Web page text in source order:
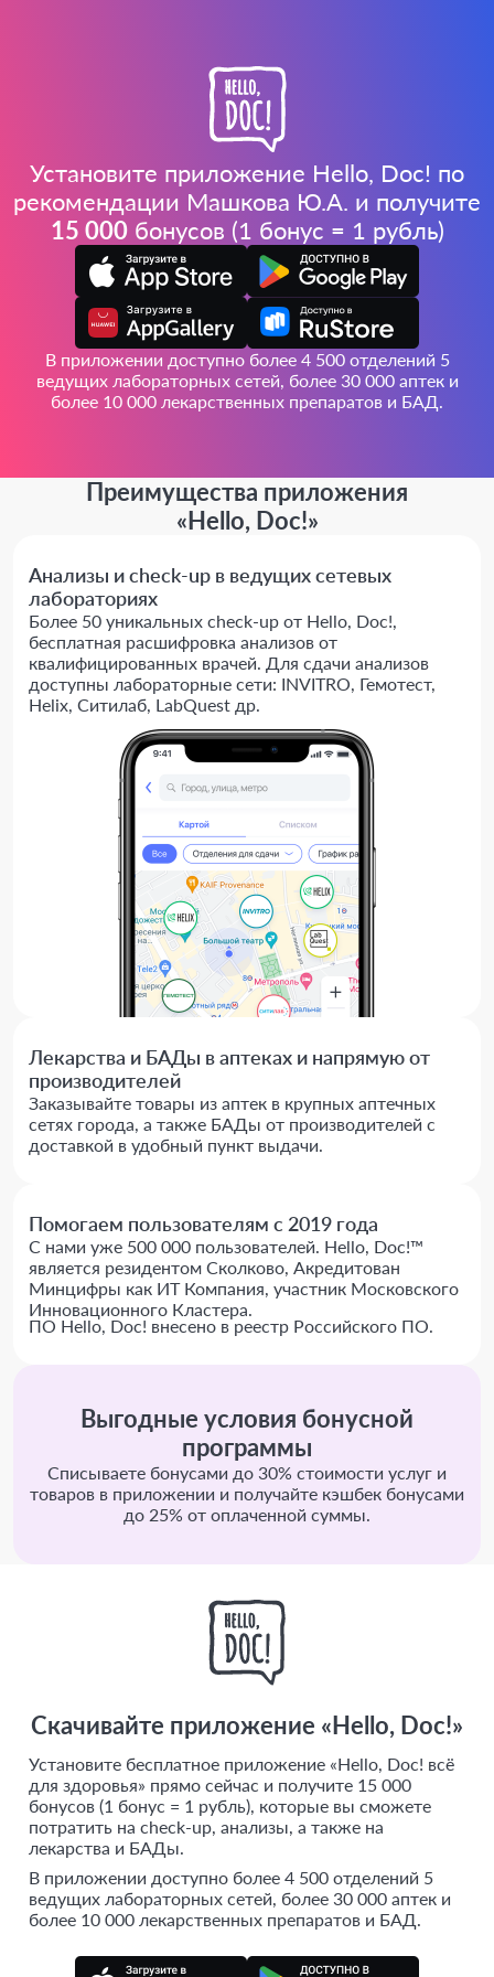
Установите приложение Hello, Doc! по
рекомендации Машкова Ю.А. и получите
15 000бонусов (1 бонус = 1 рубль)
В приложении доступно более 4 500 отделений 5
ведущих лабораторных сетей, более 30 000 аптек и
более 10 000 лекарственных препаратов и БАД.
Преимущества приложения
«Hello, Doc!»
Анализы и check-up в ведущих сетевых
лабораториях
Более 50 уникальных check-up от Hello, Doc!,
бесплатная расшифровка анализов от
квалифицированных врачей. Для сдачи анализов
доступны лабораторные сети: INVITRO, Гемотест,
Helix, Ситилаб, LabQuest др.
Лекарства и БАДы в аптеках и напрямую от
производителей
Заказывайте товары из аптек в крупных аптечных
сетях города, а также БАДы от производителей с
доставкой в удобный пункт выдачи.
Помогаем пользователям с 2019 года
С нами уже 500 000 пользователей. Hello, Doc!™
является резидентом Сколково, Акредитован
Минцифры как ИТ Компания, участник Московского
Инновационного Кластера.
ПО Hello, Doc! внесено в реестр Российского ПО.
Выгодные условия бонусной
программы
Списываете бонусами до 30% стоимости услуг и
товаров в приложении и получайте кэшбек бонусами
до 25% от оплаченной суммы.
Скачивайте приложение «Hello, Doc!»
Установите бесплатное приложение «Hello, Doc! всё
для здоровья» прямо сейчас и получите 15 000
бонусов (1 бонус = 1 рубль), которые вы сможете
потратить на check-up, анализы, а также на
лекарства и БАДы.
В приложении доступно более 4 500 отделений 5
ведущих лабораторных сетей, более 30 000 аптек и
более 10 000 лекарственных препаратов и БАД.